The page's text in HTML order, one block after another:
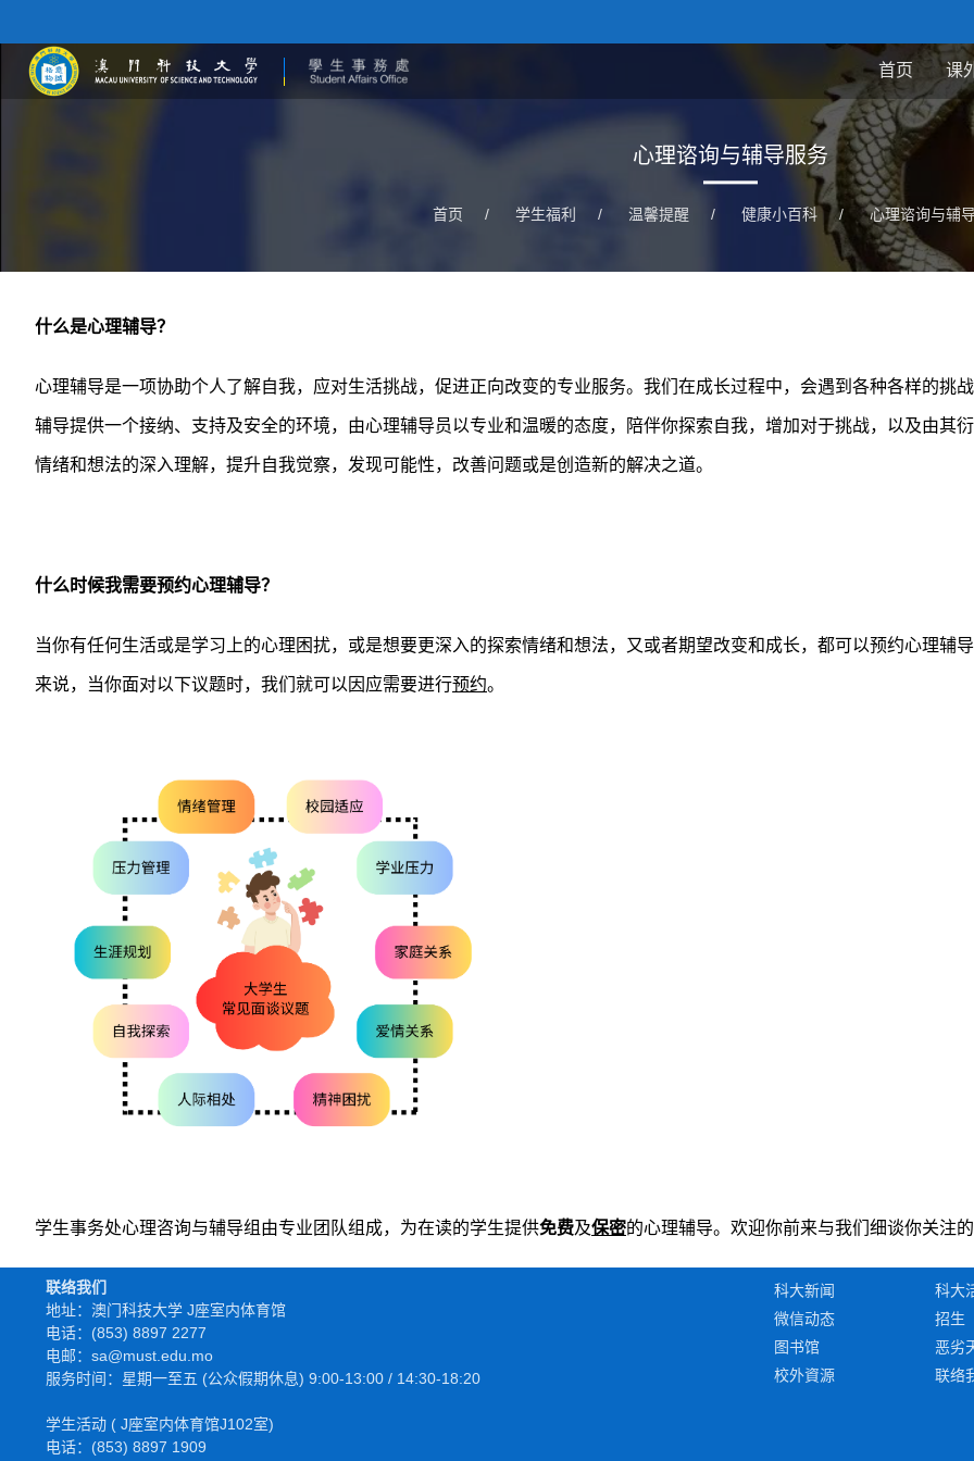
首页 课
心理谘询与辅导服务
首页 / 学生福利 / 温馨提醒 / 健康小百科 / 心理谘询与辅
什么是心理辅导？
心理辅导是一项协助个人了解自我，应对生活挑战，促进正向改变的专业服务。我们在成长过程中，会遇到各种各样的挑
辅导提供一个接纳、支持及安全的环境，由心理辅导员以专业和温暖的态度，陪伴你探索自我，增加对于挑战，以及由其
情绪和想法的深入理解，提升自我觉察，发现可能性，改善问题或是创造新的解决之道。
什么时候我需要预约心理辅导？
当你有任何生活或是学习上的心理困扰，或是想要更深入的探索情绪和想法，又或者期望改变和成长，都可以预约心理辅
来说，当你面对以下议题时，我们就可以因应需要进行预约。
学生事务处心理咨询与辅导组由专业团队组成，为在读的学生提供免费及保密的心理辅导。欢迎你前来与我们细谈你关注
联络我们
地址：澳门科技大学 J座室内体育馆
电话：(853) 8897 2277
电邮：sa@must.edu.mo
服务时间：星期一至五 (公众假期休息) 9:00-13:00 / 14:30-18:20
学生活动 ( J座室内体育馆J102室)
电话：(853) 8897 1909
科大新闻
科大
微信动态
招生
图书馆
恶劣
校外資源
联络